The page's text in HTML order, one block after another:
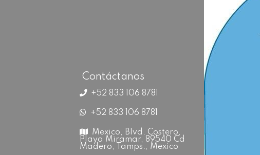
Contáctanos
+52 833 106 8781
+52 833 106 8781
Mexico, Blvd. Costero,
Playa Miramar, 89540 Cd
Madero, Tamps., Mexico